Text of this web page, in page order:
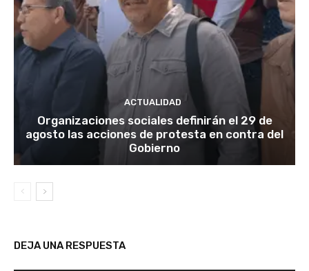
ACTUALIDAD
Organizaciones sociales definirán el 29 de
agosto las acciones de protesta en contra del
Gobierno
DEJA UNA RESPUESTA